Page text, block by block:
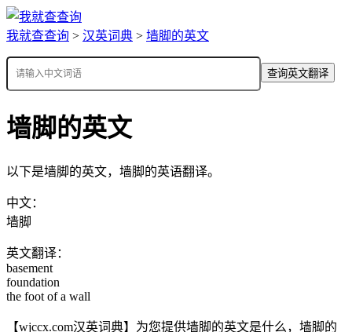
我就查查询 > 汉英词典 > 墙脚的英文
查询英文翻译
墙脚的英文
以下是墙脚的英文，墙脚的英语翻译。
中文：
墙脚
英文翻译：
basement
foundation
the foot of a wall
【wjccx.com汉英词典】为您提供墙脚的英文是什么，墙脚的